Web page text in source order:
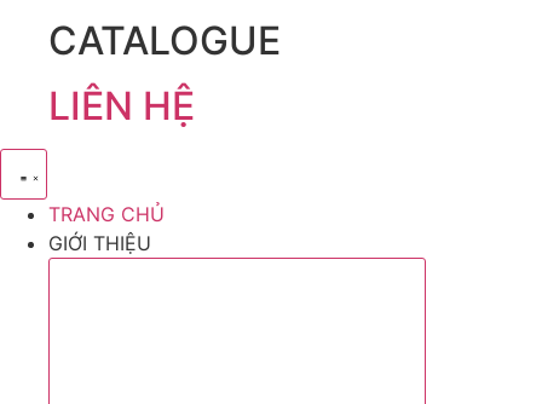
CATALOGUE
LIÊN HỆ
TRANG CHỦ
GIỚI THIỆU